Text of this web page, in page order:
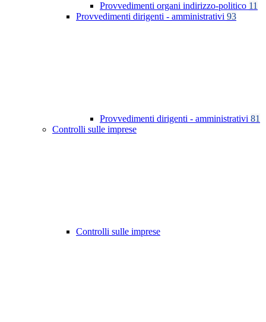
Provvedimenti organi indirizzo-politico 11
Provvedimenti dirigenti - amministrativi 93
Provvedimenti dirigenti - amministrativi 81
Controlli sulle imprese
Controlli sulle imprese